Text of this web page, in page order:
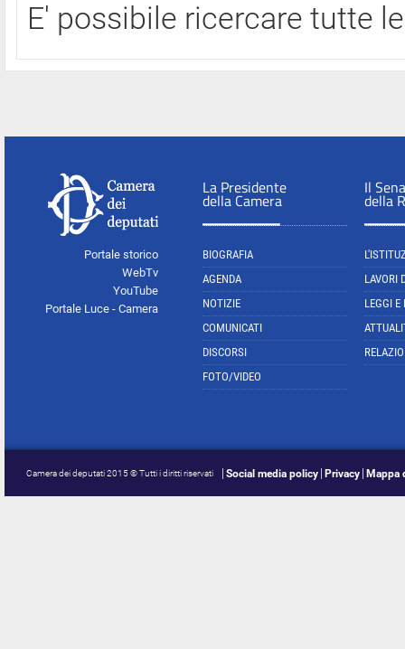
E' possibile ricercare tutte
Portale storico
WebTv
YouTube
Portale Luce - Camera
La Presidente
della Camera
BIOGRAFIA
AGENDA
NOTIZIE
COMUNICATI
DISCORSI
FOTO/VIDEO
Il
della
LAVORI
LEGGI E
Camera dei deputati 2015 © Tutti i diritti riservati Social media policy Privacy Mappa